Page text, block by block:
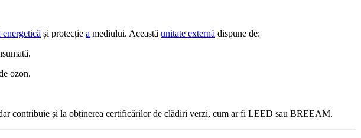
și protecție a mediului. Această unitate externă dispune de:
ozon.
contribuie și la obținerea certificărilor de clădiri verzi, cum ar fi LEED sau BREEAM.